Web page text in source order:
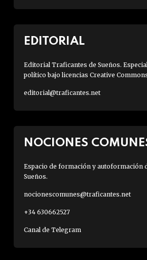
EDITORIAL
Editorial Traficantes de Sueños.
político bajo licencias Creative
editorial@traficantes.net
NOCIONES
Espacio de formación y autoformación
Sueños.
nocionescomunes@traficantes.net
+34 630662527
Canal de Telegram